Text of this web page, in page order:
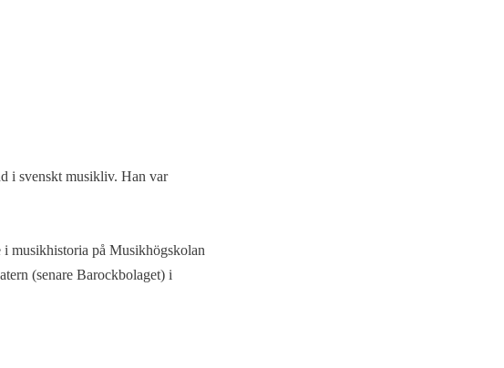
i svenskt musikliv. Han var
musikhistoria på Musikhögskolan
(senare Barockbolaget) i